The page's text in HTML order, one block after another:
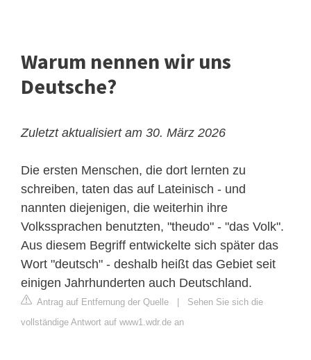
Warum nennen wir uns
Deutsche?
Zuletzt aktualisiert am 30. März 2026
Die ersten Menschen, die dort lernten zu
schreiben, taten das auf Lateinisch - und
nannten diejenigen, die weiterhin ihre
Volkssprachen benutzten, "theudo" - "das Volk".
Aus diesem Begriff entwickelte sich später das
Wort "deutsch" - deshalb heißt das Gebiet seit
einigen Jahrhunderten auch Deutschland.
Antrag auf Entfernung der Quelle
Sehen Sie sich die
vollständige Antwort auf www1.wdr.de an